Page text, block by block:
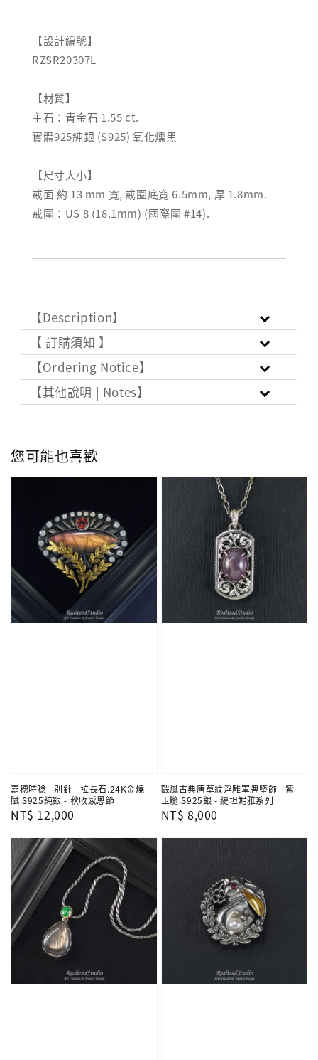
【設計編號】
RZSR20307L
【材質】
主石：青金石 1.55 ct.
實體925純銀 (S925) 氧化燻黑
【尺寸大小】
戒面 約 13 mm 寬, 戒圈底寬 6.5mm, 厚 1.8mm.
戒圍：US 8 (18.1mm) (國際圍 #14).
【Description】
【 訂購須知 】
【Ordering Notice】
【其他說明 | Notes】
您可能也喜歡
嘉穗時稔 | 別針 - 拉長石.24K金燒
賦.S925純銀 - 秋收感恩節
Regular
NT$ 12,000
毆風古典唐草紋浮雕軍牌墜飾 - 紫
玉髓.S925銀 - 緹坦妮雅系列
Regular
NT$ 8,000